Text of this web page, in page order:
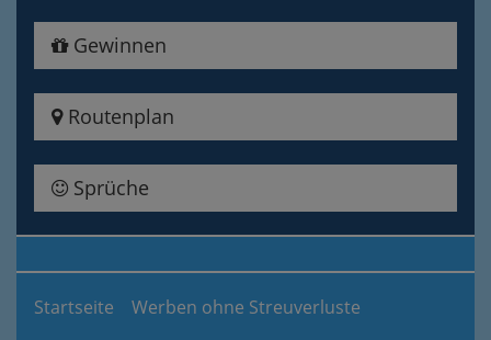
Gewinnen
Routenplan
Sprüche
Startseite Werben ohne Streuverluste